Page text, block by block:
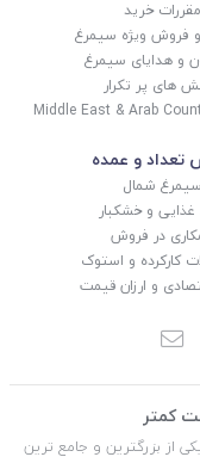
مقررات خرید
فروش ویژه سیمرغ
و هدایای سیمرغ
های پر تکرار
Middle East & Arab
تعداد و عمده
سیمرغ شمال
غذایی و خشکبار
در فروش
کارکرده و استوک
و ارزان قیمت
کمتر
از بزرگترین و جامع ترین